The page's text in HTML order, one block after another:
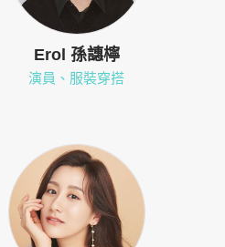
Erol 孫譓檸
演員、服裝穿搭